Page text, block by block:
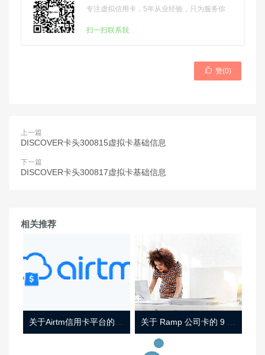
专注虚拟信用卡，5年从业经验，只为服务你
扫一扫联系我
 赞(0)
上一篇
DISCOVER卡头300815虚拟卡基础信息
下一篇
DISCOVER卡头300817虚拟卡基础信息
相关推荐